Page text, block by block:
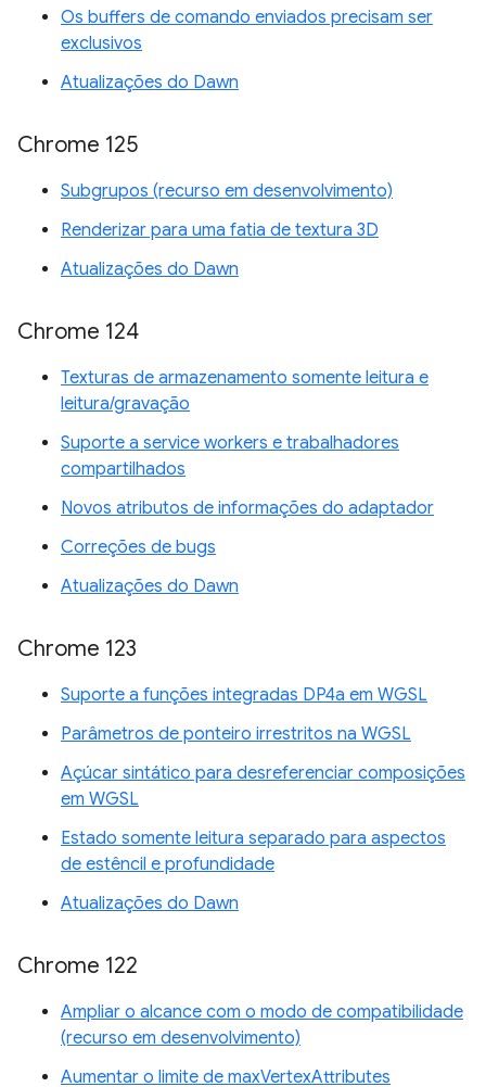
Os buffers de comando enviados precisam ser
exclusivos
Atualizações do Dawn
Chrome 125
Subgrupos (recurso em desenvolvimento)
Renderizar para uma fatia de textura 3D
Atualizações do Dawn
Chrome 124
Texturas de armazenamento somente leitura e
leitura/gravação
Suporte a service workers e trabalhadores
compartilhados
Novos atributos de informações do adaptador
Correções de bugs
Atualizações do Dawn
Chrome 123
Suporte a funções integradas DP4a em WGSL
Parâmetros de ponteiro irrestritos na WGSL
Açúcar sintático para desreferenciar composições
em WGSL
Estado somente leitura separado para aspectos
de estêncil e profundidade
Atualizações do Dawn
Chrome 122
Ampliar o alcance com o modo de compatibilidade
(recurso em desenvolvimento)
Aumentar o limite de maxVertexAttributes